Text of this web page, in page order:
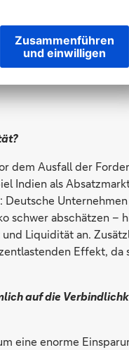
steht er vor
das
dem Ausfall der
Indien als
schwer abschätzen –
Liquidität an.
Effekt, da
auf die
eine enorme